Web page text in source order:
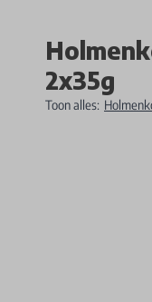
2x35g
Toon alles: